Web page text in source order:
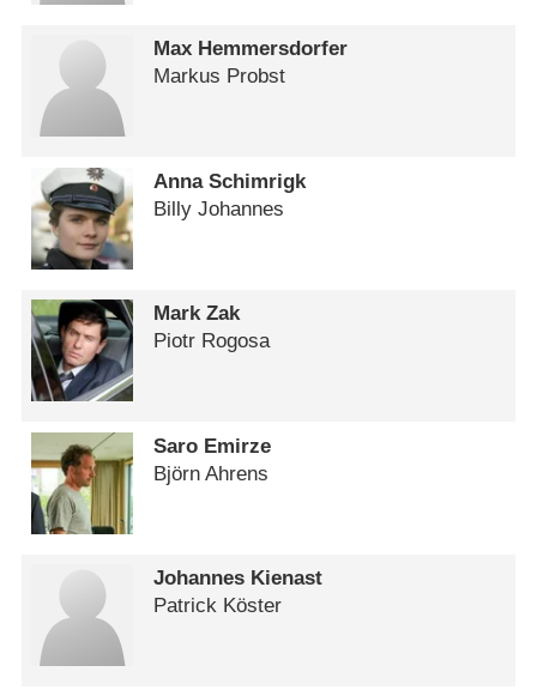
Max Hemmersdorfer
Markus Probst
Anna Schimrigk
Billy Johannes
Mark Zak
Piotr Rogosa
Saro Emirze
Björn Ahrens
Johannes Kienast
Patrick Köster